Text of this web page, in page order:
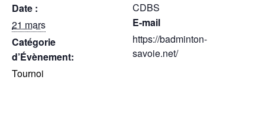
Date :
21 mars
Catégorie
d’Évènement:
Tournoi
CDBS
E-mail
https://badminton-
savoie.net/